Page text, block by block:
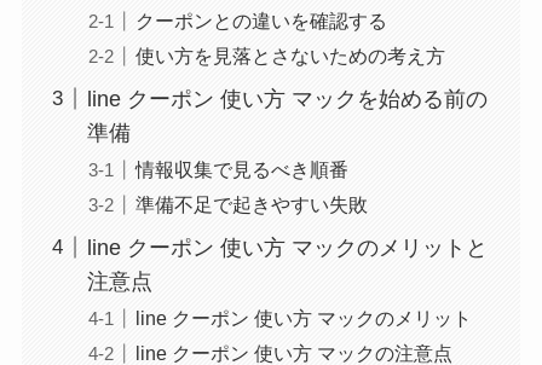
クーポンとの違いを確認する
使い方を見落とさないための考え方
line クーポン 使い方 マックを始める前の
準備
情報収集で見るべき順番
準備不足で起きやすい失敗
line クーポン 使い方 マックのメリットと
注意点
line クーポン 使い方 マックのメリット
line クーポン 使い方 マックの注意点